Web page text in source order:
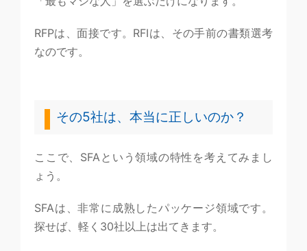
RFPは、面接です。RFIは、その手前の書類選考
なのです。
その5社は、本当に正しいのか？
ここで、SFAという領域の特性を考えてみまし
ょう。
SFAは、非常に成熟したパッケージ領域です。
探せば、軽く30社以上は出てきます。